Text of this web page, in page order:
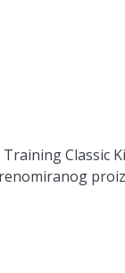
Classic